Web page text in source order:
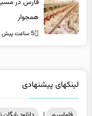
فارس در مسیر
همجوار
لینکهای پیشنهادی